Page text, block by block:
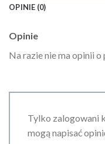
OPINIE (0)
Opinie
Na razie nie ma opinii o
Tylko zalogowani
mogą napisać